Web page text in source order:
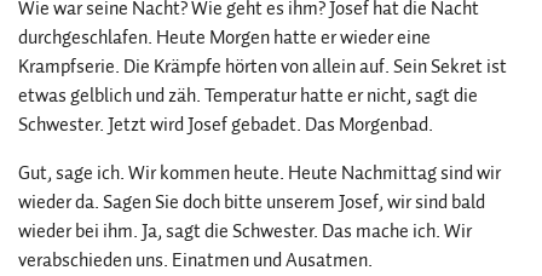
Wie war seine Nacht? Wie geht es ihm? Josef hat die Nacht
durchgeschlafen. Heute Morgen hatte er wieder eine
Krampfserie. Die Krämpfe hörten von allein auf. Sein Sekret ist
etwas gelblich und zäh. Temperatur hatte er nicht, sagt die
Schwester. Jetzt wird Josef gebadet. Das Morgenbad.
Gut, sage ich. Wir kommen heute. Heute Nachmittag sind wir
wieder da. Sagen Sie doch bitte unserem Josef, wir sind bald
wieder bei ihm. Ja, sagt die Schwester. Das mache ich. Wir
verabschieden uns. Einatmen und Ausatmen.